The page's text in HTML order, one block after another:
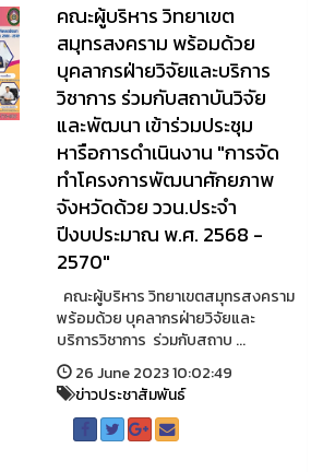
คณะผู้บริหาร วิทยาเขต
สมุทรสงคราม พร้อมด้วย
บุคลากรฝ่ายวิจัยและบริการ
วิชาการ ร่วมกับสถาบันวิจัย
และพัฒนา เข้าร่วมประชุม
หารือการดำเนินงาน "การจัด
ทำโครงการพัฒนาศักยภาพ
จังหวัดด้วย ววน.ประจำ
ปีงบประมาณ พ.ศ. 2568 -
2570"
คณะผู้บริหาร วิทยาเขตสมุทรสงคราม
พร้อมด้วย บุคลากรฝ่ายวิจัยและ
บริการวิชาการ ร่วมกับสถาบ ...
26 June 2023 10:02:49
ข่าวประชาสัมพันธ์